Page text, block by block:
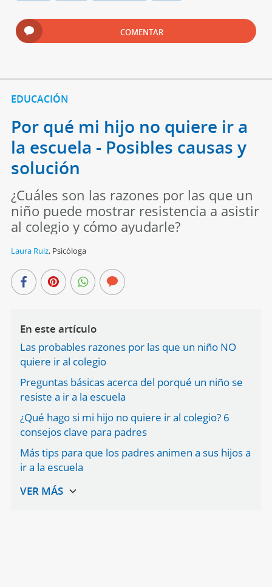
COMENTAR
EDUCACIÓN
Por qué mi hijo no quiere ir a
la escuela - Posibles causas y
solución
¿Cuáles son las razones por las que un
niño puede mostrar resistencia a asistir
al colegio y cómo ayudarle?
Laura Ruiz, Psicóloga
En este artículo
Las probables razones por las que un niño NO
quiere ir al colegio
Preguntas básicas acerca del porqué un niño se
resiste a ir a la escuela
¿Qué hago si mi hijo no quiere ir al colegio? 6
consejos clave para padres
Más tips para que los padres animen a sus hijos a
ir a la escuela